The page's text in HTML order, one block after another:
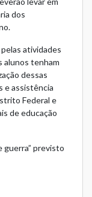
dos
atividades
alunos tenham
dessas
e assistência
Federal e
de educação
guerra” previsto